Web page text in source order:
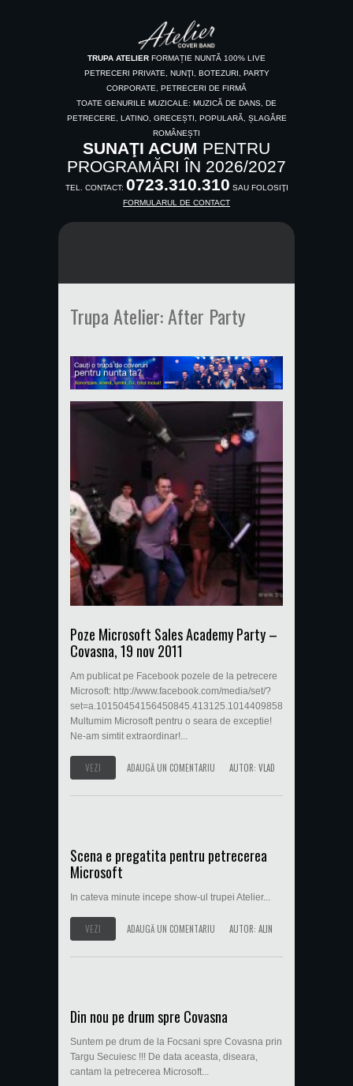
TRUPA ATELIER FORMAȚIE NUNTĂ 100% LIVE
PETRECERI PRIVATE, NUNŢI, BOTEZURI, PARTY
CORPORATE, PETRECERI DE FIRMĂ
TOATE GENURILE MUZICALE: MUZICĂ DE DANS, DE
PETRECERE, LATINO, GRECEȘTI, POPULARĂ, ȘLAGĂRE
ROMÂNEȘTI
SUNAŢI ACUM PENTRU
PROGRAMĂRI ÎN 2026/2027
TEL. CONTACT: 0723.310.310 SAU FOLOSIŢI
FORMULARUL DE CONTACT
Trupa Atelier: After Party
Poze Microsoft Sales Academy Party –
Covasna, 19 nov 2011
Am publicat pe Facebook pozele de la petrecere
Microsoft: http://www.facebook.com/media/set/?
set=a.10150454156450845.413125.101440985844&type=3
Multumim Microsoft pentru o seara de exceptie!
Ne-am simtit extraordinar!...
VEZI ADAUGĂ UN COMENTARIU AUTOR: VLAD
Scena e pregatita pentru petrecerea
Microsoft
In cateva minute incepe show-ul trupei Atelier...
VEZI ADAUGĂ UN COMENTARIU AUTOR: ALIN
Din nou pe drum spre Covasna
Suntem pe drum de la Focsani spre Covasna prin
Targu Secuiesc !!! De data aceasta, diseara,
cantam la petrecerea Microsoft...